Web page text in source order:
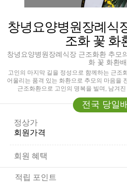
창녕요양병원장례식
조화 꽃 화
창녕요양병원장례식장 근조화환 추모
화 꽃 화환
고인의 마지막 길을 정성으로 함께하는 근조
어울리는 품격 있는 화환으로 추모의 마음을
근조화환으로 고인의 명복을 빌며, 남겨
전국 당일
정상가
회원가격
회원 혜택
적립 포인트